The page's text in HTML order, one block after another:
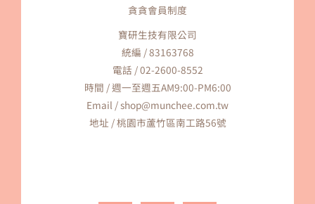
貪貪會員制度
寶研生技有限公司
統編 / 83163768
電話 / 02-2600-8552
時間 / 週一至週五AM9:00-PM6:00
Email / shop@munchee.com.tw
地址 / 桃園市蘆竹區南工路56號